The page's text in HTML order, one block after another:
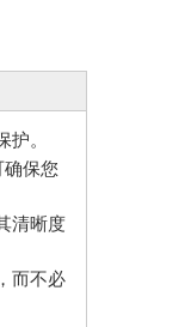
。
保您
清晰度
而不必